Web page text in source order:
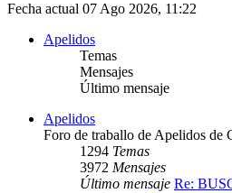
Fecha actual 07 Ago 2026, 11:22
Apelidos
Temas
Mensajes
Último mensaje
Apelidos
Foro de traballo de Apelidos de
1294 Temas
3972 Mensajes
Último mensaje Re: